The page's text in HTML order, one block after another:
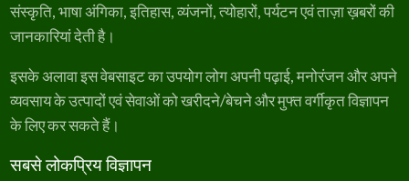
संस्कृति, भाषा अंगिका, इतिहास, व्यंजनों, त्योहारों, पर्यटन एवं ताज़ा ख़बरों की
जानकारियां देती है।
इसके अलावा इस वेबसाइट का उपयोग लोग अपनी पढ़ाई, मनोरंजन और अपने
व्यवसाय के उत्पादों एवं सेवाओं को खरीदने/बेचने और मुफ्त वर्गीकृत विज्ञापन
के लिए कर सकते हैं।
सबसे लोकप्रिय विज्ञापन